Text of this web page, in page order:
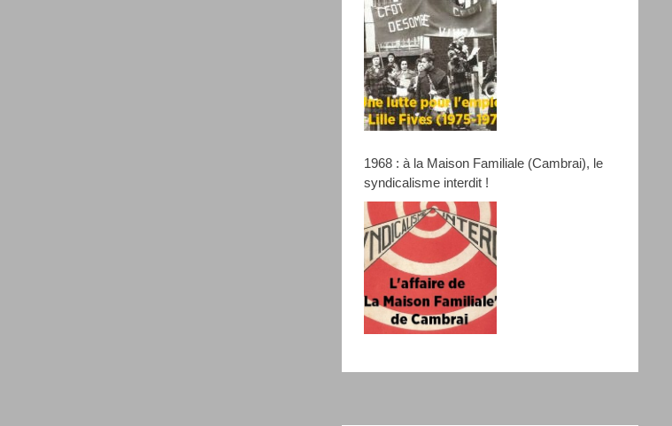
1968 : à la Maison Familiale (Cambrai), le
syndicalisme interdit !